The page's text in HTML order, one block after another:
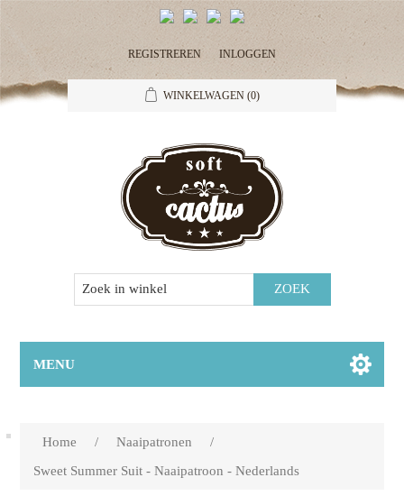
REGISTREREN INLOGGEN
WINKELWAGEN (0)
MENU
Home / Naaipatronen
/
Sweet Summer Suit - Naaipatroon - Nederlands